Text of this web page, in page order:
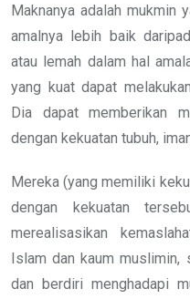
Maknanya adalah mukmin
amalnya lebih baik
atau lemah dalam hal
yang kuat dapat
Dia dapat memberikan
dengan kekuatan tubuh,
Mereka (yang memiliki
dengan kekuatan
merealisasikan
Islam dan kaum muslimin,
dan berdiri menghadapi